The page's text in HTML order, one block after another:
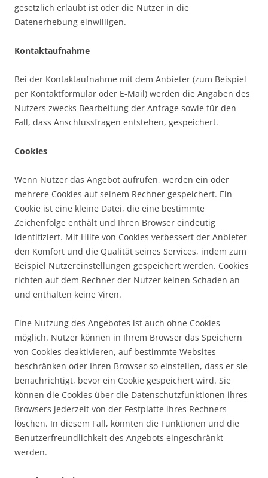
gesetzlich erlaubt ist oder die Nutzer in die
Datenerhebung einwilligen.
Kontaktaufnahme
Bei der Kontaktaufnahme mit dem Anbieter (zum Beispiel
per Kontaktformular oder E-Mail) werden die Angaben des
Nutzers zwecks Bearbeitung der Anfrage sowie für den
Fall, dass Anschlussfragen entstehen, gespeichert.
Cookies
Wenn Nutzer das Angebot aufrufen, werden ein oder
mehrere Cookies auf seinem Rechner gespeichert. Ein
Cookie ist eine kleine Datei, die eine bestimmte
Zeichenfolge enthält und Ihren Browser eindeutig
identifiziert. Mit Hilfe von Cookies verbessert der Anbieter
den Komfort und die Qualität seines Services, indem zum
Beispiel Nutzereinstellungen gespeichert werden. Cookies
richten auf dem Rechner der Nutzer keinen Schaden an
und enthalten keine Viren.
Eine Nutzung des Angebotes ist auch ohne Cookies
möglich. Nutzer können in Ihrem Browser das Speichern
von Cookies deaktivieren, auf bestimmte Websites
beschränken oder Ihren Browser so einstellen, dass er sie
benachrichtigt, bevor ein Cookie gespeichert wird. Sie
können die Cookies über die Datenschutzfunktionen ihres
Browsers jederzeit von der Festplatte ihres Rechners
löschen. In diesem Fall, könnten die Funktionen und die
Benutzerfreundlichkeit des Angebots eingeschränkt
werden.